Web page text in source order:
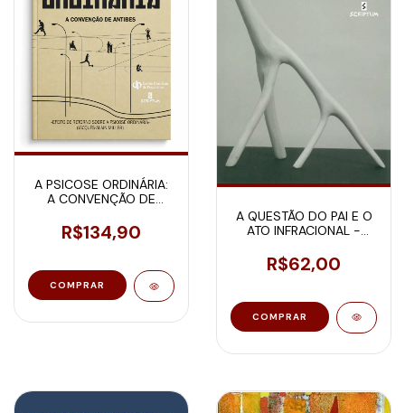
A PSICOSE ORDINÁRIA:
A CONVENÇÃO DE
R$134,90
A QUESTÃO DO PAI E O
ATO INFRACIONAL -
TRASMISSÃO DO
DESEJO
R$62,00